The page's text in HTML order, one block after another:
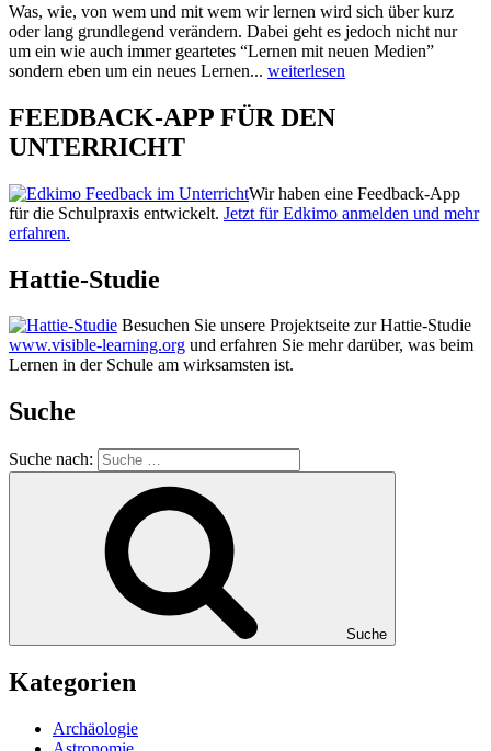
Was, wie, von wem und mit wem wir lernen wird sich über kurz
oder lang grundlegend verändern. Dabei geht es jedoch nicht nur
um ein wie auch immer geartetes “Lernen mit neuen Medien”
sondern eben um ein neues Lernen... weiterlesen
FEEDBACK-APP FÜR DEN
UNTERRICHT
Wir haben eine Feedback-App
für die Schulpraxis entwickelt. Jetzt für Edkimo anmelden und mehr
erfahren.
Hattie-Studie
Besuchen Sie unsere Projektseite zur Hattie-Studie
www.visible-learning.org und erfahren Sie mehr darüber, was beim
Lernen in der Schule am wirksamsten ist.
Suche
Suche nach:
Suche
Kategorien
Archäologie